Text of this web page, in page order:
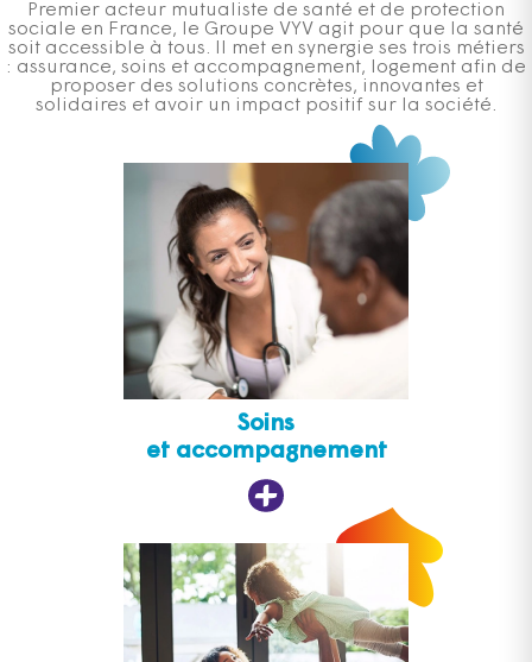
Premier acteur mutualiste de santé et de protection
sociale en France, le Groupe VYV agit pour que la santé
soit accessible à tous. Il met en synergie ses trois métiers
: assurance, soins et accompagnement, logement afin de
proposer des solutions concrètes, innovantes et
solidaires et avoir un impact positif sur la société.
Soins
et accompagnement